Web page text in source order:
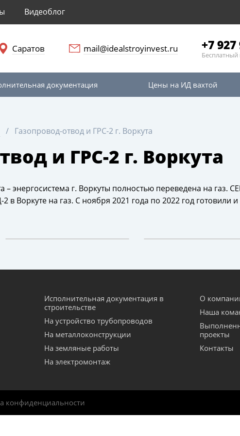
Видеоблог
Саратов mail@idealstroyinvest.ru +7 927
документация Цены на ИД вахтой
Газопровод-отвод и ГРС-2 г. Воркута
и ГРС-2 г. Воркута
– энергосистема г. Воркуты полностью переведена на
в Воркуте на газ. С ноября 2021 года по 2022 год готовили
Исполнительная документация в
строительстве
На устройство трубопроводов
На металлоконструкции
На земляные работы
На электромонтаж
О
Наша
проекты
Контакты
конфиденциальности